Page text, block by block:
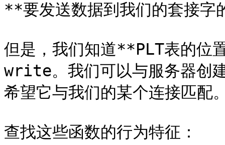
**要发送数据到我们的套接
但是，我们知道**PLT表的
write。我们可以与服务器创
希望它与我们的某个连接匹配
查找这些函数的行为特征：